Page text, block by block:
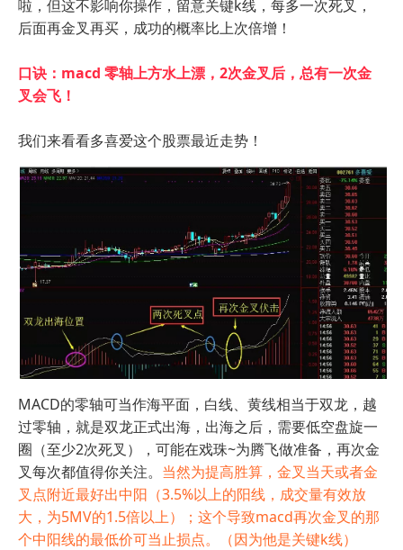
啦，但这不影响你操作，留意关键k线，每多一次死叉，
后面再金叉再买，成功的概率比上次倍增！
口诀：macd 零轴上方水上漂，2次金叉后，总有一次金
叉会飞！
我们来看看多喜爱这个股票最近走势！
MACD的零轴可当作海平面，白线、黄线相当于双龙，越
过零轴，就是双龙正式出海，出海之后，需要低空盘旋一
圈（至少2次死叉），可能在戏珠~为腾飞做准备，再次金
叉每次都值得你关注。 当然为提高胜算，金叉当天或者金
叉点附近最好出中阳（3.5%以上的阳线，成交量有效放
大，为5MV的1.5倍以上）；这个导致macd再次金叉的那
个中阳线的最低价可当止损点。（因为他是关键k线）